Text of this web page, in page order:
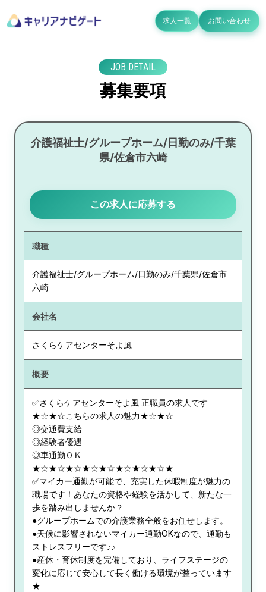
求人一覧 お問い合わせ
JOB DETAIL
募集要項
介護福祉士/グループホーム/日勤のみ/千葉
県/佐倉市六崎
この求人に応募する
職種
介護福祉士/グループホーム/日勤のみ/千葉県/佐倉市
六崎
会社名
さくらケアセンターそよ風
概要
✅さくらケアセンターそよ風 正職員の求人です
★☆★☆こちらの求人の魅力★☆★☆
◎交通費支給
◎経験者優遇
◎車通勤ＯＫ
★☆★☆★☆★☆★☆★☆★☆★☆★
✅マイカー通勤が可能で、充実した休暇制度が魅力の
職場です！あなたの資格や経験を活かして、新たな一
歩を踏み出しませんか？
●グループホームでの介護業務全般をお任せします。
●天候に影響されないマイカー通勤OKなので、通勤も
ストレスフリーです♪♪
●産休・育休制度を完備しており、ライフステージの
変化に応じて安心して長く働ける環境が整っています
★